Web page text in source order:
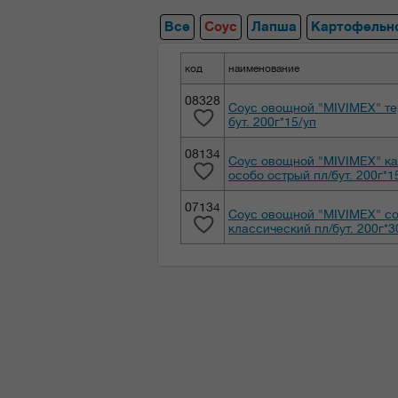
Все Соус Лапша
код наименование
08328
Соус овощной "MIVIMEX"
бут. 200г*15/уп
08134
Соус овощной "MIVIMEX"
особо острый пл/бут.
07134
Соус овощной "MIVIMEX"
классический пл/бут.